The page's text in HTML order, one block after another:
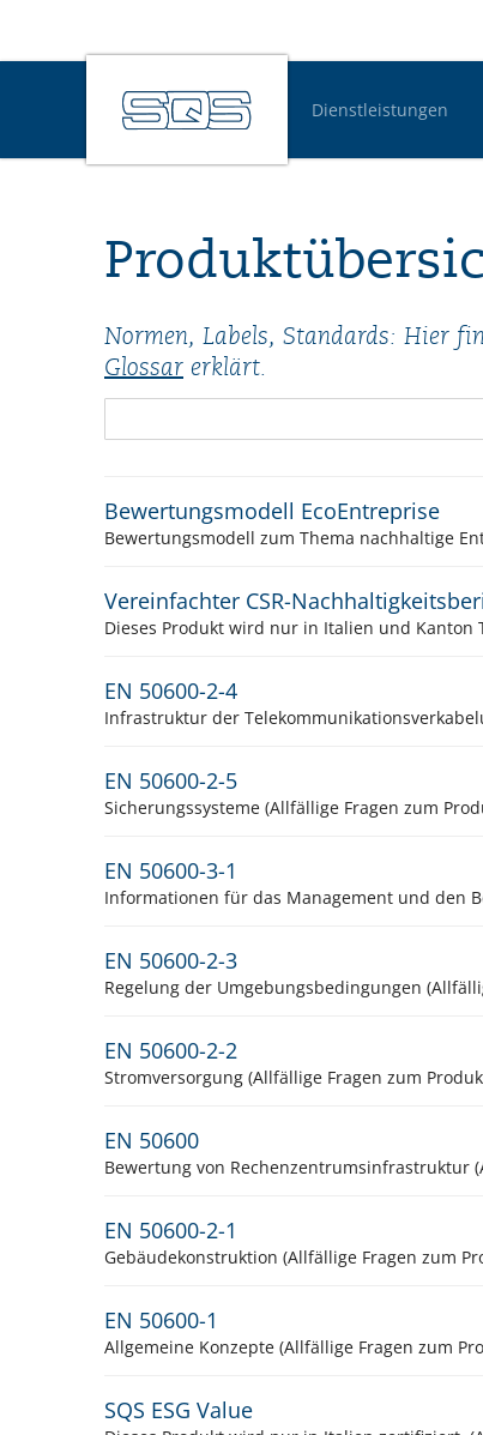
Dienstleistungen
Normen, Labels, Standards: Hier
Glossar erklärt.
Bewertungsmodell EcoEntreprise
Bewertungsmodell zum Thema nachhaltige
Vereinfachter CSR-
EN 50600-2-4
Infrastruktur der
EN 50600-2-5
Sicherungssysteme (Allfällige Fragen zum
EN 50600-3-1
Informationen für das Management und den
EN 50600-2-3
Regelung der Umgebungsbedingungen
EN 50600-2-2
Stromversorgung (Allfällige Fragen zum
EN 50600
Bewertung von Rechenzentrumsinfrastruktur
EN 50600-2-1
Gebäudekonstruktion (Allfällige Fragen zum
EN 50600-1
Allgemeine Konzepte (Allfällige Fragen zum
SQS ESG Value